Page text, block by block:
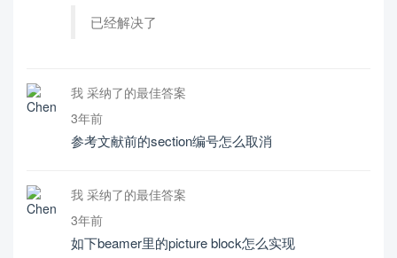
已经解决了
我 采纳了的最佳答案
3年前
参考文献前的section编号怎么取消
我 采纳了的最佳答案
3年前
如下beamer里的picture block怎么实现